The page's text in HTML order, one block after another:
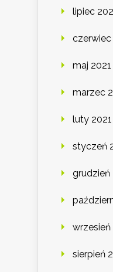
lipiec
czerwiec
maj 2021
marzec
luty 2021
styczeń
grudzień
wrzesień
sierpień